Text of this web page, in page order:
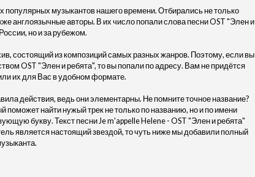
музыкантов нашего времени. Отбирались не только
англоязычные авторы. В их число попали слова песни OST "Элен и
но и за рубежом.
состоящий из композиций самых разных жанров. Поэтому, если вы
OST "Элен и ребята", то вы попали по адресу. Вам не придётся
их для Вас в удобном формате.
действия, ведь они элементарны. Не помните точное название?
поможет найти нужый трек не только по названию, но и по имени
букву. Текст песни Je m'appelle Helene - OST "Элен и ребята"
является настоящий звездой, то чуть ниже мы добавили полный